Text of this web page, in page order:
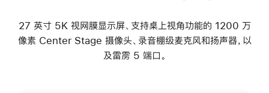
27 英寸 5K 视网膜显示屏、支持桌上视角功能的 1200 万
像素 Center Stage 摄像头、录音棚级麦克风和扬声器，以
及雷雳 5 端口。